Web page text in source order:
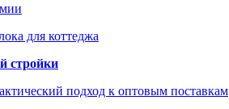
для коттеджа
стройки
подход к оптовым поставкам